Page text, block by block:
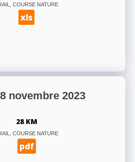
COURSE NATURE
xls
novembre 2023
28 KM
COURSE NATURE
pdf